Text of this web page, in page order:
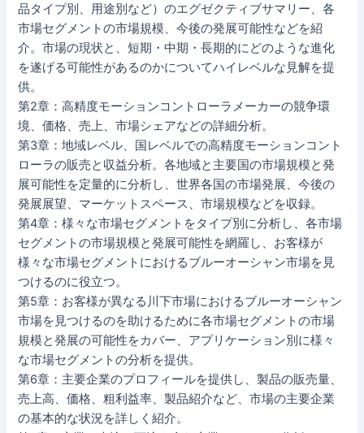
品タイプ別、用途別など）のエグゼクティブサマリー、各
市場セグメントの市場規模、今後の発展可能性などを紹
介。市場の現状と、短期・中期・長期的にどのような進化
を遂げる可能性があるのかについてハイレベルな見解を提
供。
第2章：高精度モーションコントローラメーカーの競争環
境、価格、売上、市場シェアなどの詳細分析。
第3章：地域レベル、国レベルでの高精度モーションコント
ローラの販売と収益分析。各地域と主要国の市場規模と発
展可能性を定量的に分析し、世界各国の市場発展、今後の
発展展望、マーケットスペース、市場規模などを収録。
第4章：様々な市場セグメントをタイプ別に分析し、各市場
セグメントの市場規模と発展可能性を網羅し、お客様が
様々な市場セグメントにおけるブルーオーシャン市場を見
つけるのに役立つ。
第5章：お客様が異なる川下市場におけるブルーオーシャン
市場を見つけるのを助けるために各市場セグメントの市場
規模と発展の可能性をカバー、アプリケーション別に様々
な市場セグメントの分析を提供。
第6章：主要企業のプロフィールを提供し、製品の販売量、
売上高、価格、粗利益率、製品紹介など、市場の主要企業
の基本的な状況を詳しく紹介。